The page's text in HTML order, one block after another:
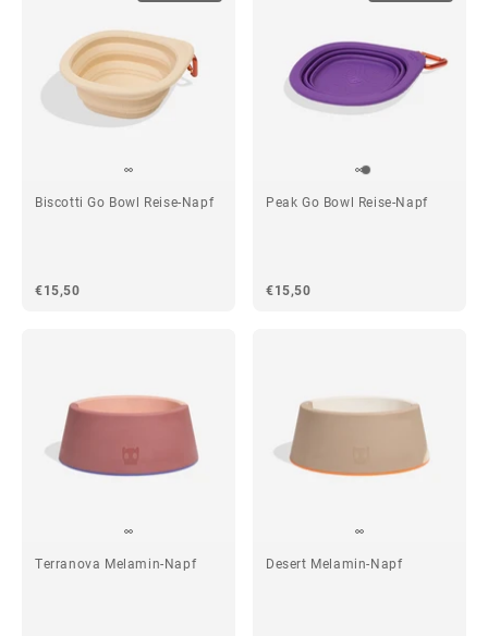
Biscotti Go Bowl Reise-Napf
€15,50
Peak Go Bowl Reise-Napf
€15,50
Terranova Melamin-Napf Desert Melamin-Napf